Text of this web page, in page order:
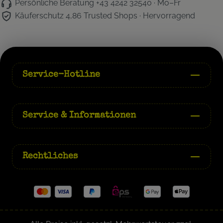
Persönliche Beratung +43 4242 32540 · Mo–Fr
Käuferschutz 4,86 Trusted Shops · Hervorragend
Service-Hotline
Service & Informationen
Rechtliches